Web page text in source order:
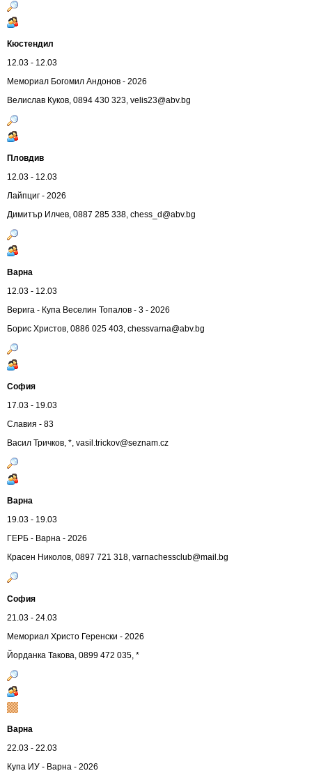
Кюстендил
12.03 - 12.03
Мемориал Богомил Андонов - 2026
Велислав Куков, 0894 430 323, velis23@abv.bg
Пловдив
12.03 - 12.03
Лайпциг - 2026
Димитър Илчев, 0887 285 338, chess_d@abv.bg
Варна
12.03 - 12.03
Верига - Купа Веселин Топалов - 3 - 2026
Борис Христов, 0886 025 403, chessvarna@abv.bg
София
17.03 - 19.03
Славия - 83
Васил Тричков, *, vasil.trickov@seznam.cz
Варна
19.03 - 19.03
ГЕРБ - Варна - 2026
Красен Николов, 0897 721 318, varnachessclub@mail.bg
София
21.03 - 24.03
Мемориал Христо Геренски - 2026
Йорданка Такова, 0899 472 035, *
Варна
22.03 - 22.03
Купа ИУ - Варна - 2026